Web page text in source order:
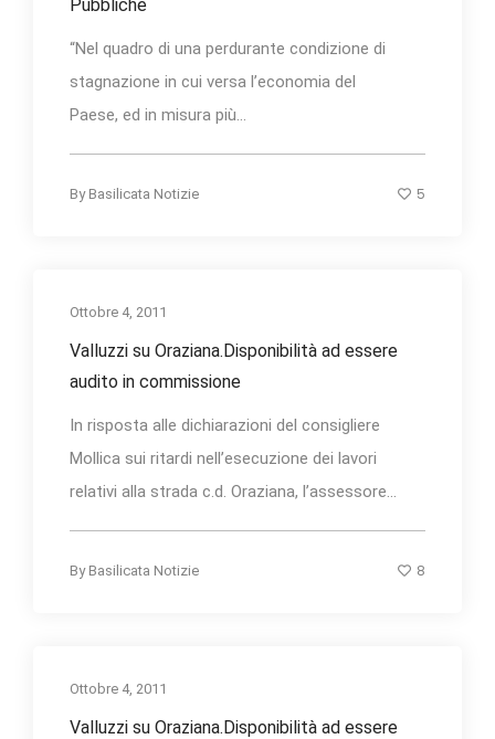
Pubbliche
“Nel quadro di una perdurante condizione di
stagnazione in cui versa l’economia del
Paese, ed in misura più...
By Basilicata Notizie 5
Ottobre 4, 2011
Valluzzi su Oraziana.Disponibilità ad essere
audito in commissione
In risposta alle dichiarazioni del consigliere
Mollica sui ritardi nell’esecuzione dei lavori
relativi alla strada c.d. Oraziana, l’assessore...
By Basilicata Notizie 8
Ottobre 4, 2011
Valluzzi su Oraziana.Disponibilità ad essere